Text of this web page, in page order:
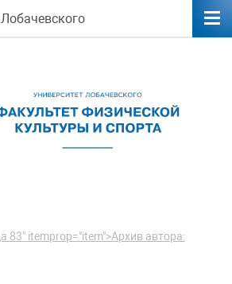
83" itemprop="item">Архив автора: